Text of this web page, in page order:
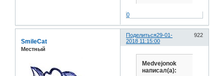
0
Поделиться 922
29-01-
2018 11:15:00
SmileCat
Местный
Medvejonok
написал(а):